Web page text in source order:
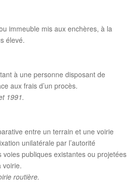
immeuble mis aux enchères, à la
élevé.
à une personne disposant de
aux frais d’un procès.
1991.
entre un terrain et une voirie
unilatérale par l’autorité
publiques existantes ou projetées
voirie.
routière.